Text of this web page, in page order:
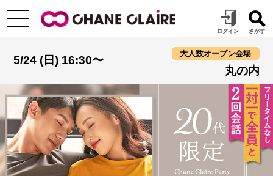
5/24 (日) 16:30〜
大人数オープン会場
丸の内